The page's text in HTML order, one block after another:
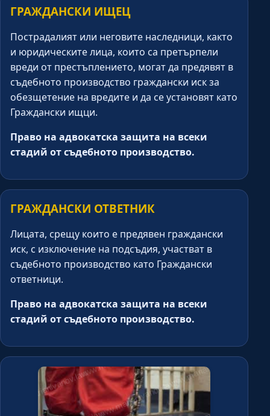
ГРАЖДАНСКИ ИЩЕЦ
Пострадалият или неговите наследници, както
и юридическите лица, които са претърпели
вреди от престъплението, могат да предявят в
съдебното производство граждански иск за
обезщетение на вредите и да се установят като
Граждански ищци.
Право на адвокатска защита на всеки
стадий от съдебното производство.
ГРАЖДАНСКИ ОТВЕТНИК
Лицата, срещу които е предявен граждански
иск, с изключение на подсъдия, участват в
съдебното производство като Граждански
ответници.
Право на адвокатска защита на всеки
стадий от съдебното производство.